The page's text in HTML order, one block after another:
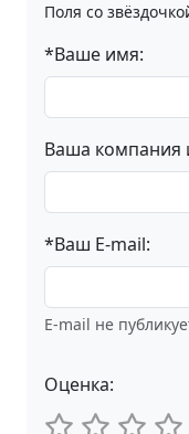
Поля со
*Ваше имя:
Ваша компания
*Ваш E-mail:
E-mail не
Оценка: